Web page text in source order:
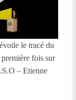
le tracé du
fois sur
– Etienne